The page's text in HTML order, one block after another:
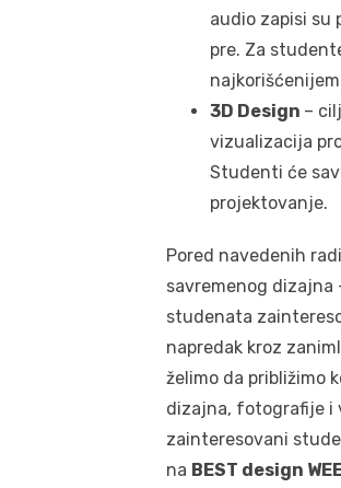
audio zapisi su
pre. Za
3D Design –
vizualizacija
Studenti će
projektovanje.
Pored navedenih
savremenog dizajna
studenata
napredak kroz
želimo da približimo
dizajna, fotografije i
zainteresovani
na BEST design